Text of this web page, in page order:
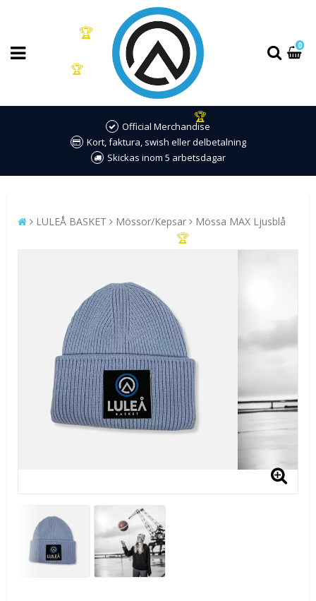
0
Official Merchandise
Kort, faktura, swish eller delbetalning
Skickas inom 5 arbetsdagar
LULEÅ BASKET Mössor/Kepsar Mössa MAX Ljusblå
🏆
🏆
🏆
🏆